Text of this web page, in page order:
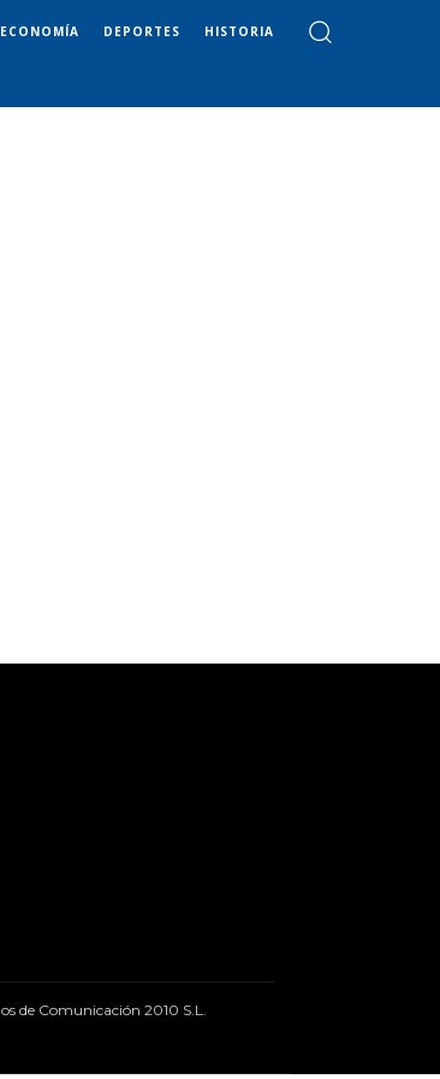
ECONOMÍA DEPORTES HISTORIA
de Comunicación 2010 S.L.